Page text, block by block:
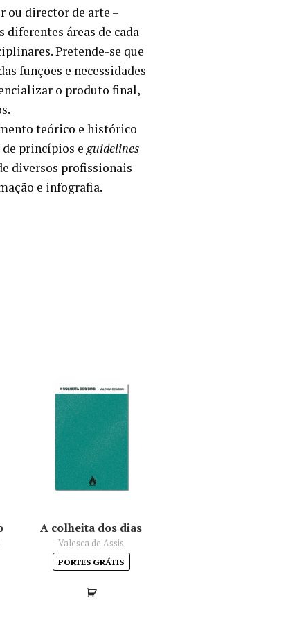
ou director de arte –
áreas de cada
Pretende-se que
funções e necessidades
o produto final,
teórico e histórico
princípios e guidelines
diversos profissionais
e infografia.
A colheita dos dias
Valesca de Assis
PORTES GRÁTIS